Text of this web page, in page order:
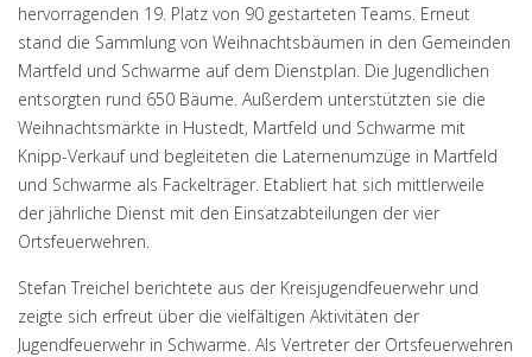
hervorragenden 19. Platz von 90 gestarteten Teams. Erneut
stand die Sammlung von Weihnachtsbäumen in den Gemeinden
Martfeld und Schwarme auf dem Dienstplan. Die Jugendlichen
entsorgten rund 650 Bäume. Außerdem unterstützten sie die
Weihnachtsmärkte in Hustedt, Martfeld und Schwarme mit
Knipp-Verkauf und begleiteten die Laternenumzüge in Martfeld
und Schwarme als Fackelträger. Etabliert hat sich mittlerweile
der jährliche Dienst mit den Einsatzabteilungen der vier
Ortsfeuerwehren.
Stefan Treichel berichtete aus der Kreisjugendfeuerwehr und
zeigte sich erfreut über die vielfältigen Aktivitäten der
Jugendfeuerwehr in Schwarme. Als Vertreter der Ortsfeuerwehren